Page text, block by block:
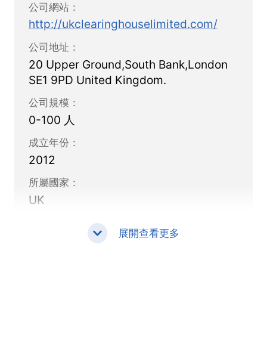
交易員。我們透過行業領先技術的獨特組合為每
種類型的交易者創造了理想的交易環境，並確保
提供最佳執行，如低延遲，量身制定的定價，全
球連結性等，從而滿足客戶的各種需求。嚴格的
交易要求。
公司網站：
http://ukclearinghouselimited.com/
公司地址：
20 Upper Ground,South Bank,London
SE1 9PD United Kingdom.
公司規模：
0-100 人
成立年份：
2012
所屬國家：
UK
展開查看更多